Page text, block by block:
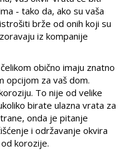
- tako da, ako su vaša
brže od onih koji su
iz kompanije
obično imaju znatno
opcijom za vaš dom.
To nije od velike
birate ulazna vrata za
onda je pitanje
i održavanje okvira
korozije.